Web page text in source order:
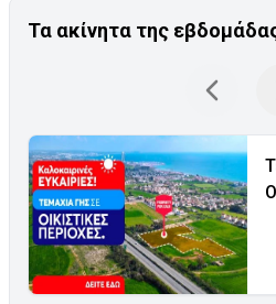
Τα ακίνητα της